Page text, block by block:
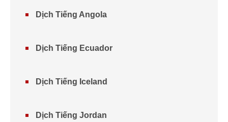
Dịch Tiếng Angola
Dịch Tiếng Ecuador
Dịch Tiếng Iceland
Dịch Tiếng Jordan